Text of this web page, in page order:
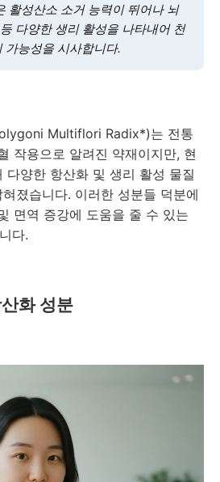
활성산소 소거 능력이 뛰어나 뇌
다양한 생리 활성을 나타내어 천
가능성을 시사합니다.
Multiflori Radix*)는 전통
작용으로 알려진 약재이지만, 현
다양한 항산화 및 생리 활성 물질
졌습니다. 이러한 성분들 덕분에
면역 증강에 도움을 줄 수 있는
다.
화 성분